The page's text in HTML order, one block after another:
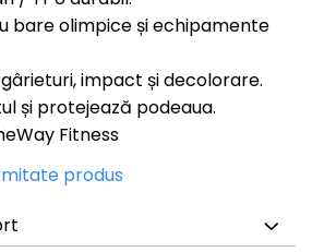
bare olimpice și echipamente
impact și decolorare.
și protejează podeaua.
Fitness
produs